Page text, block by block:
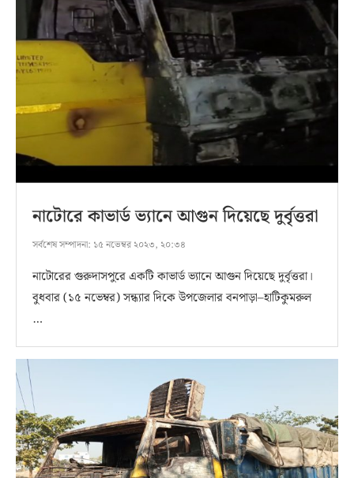
নাটোরে কাভার্ড ভ্যানে আগুন দিয়েছে দুর্বৃত্তরা
সর্বশেষ সম্পাদনা: ১৫ নভেম্বর ২০২৩, ২০:৩৪
নাটোরের গুরুদাসপুরে একটি কাভার্ড ভ্যানে আগুন দিয়েছে দুর্বৃত্তরা।
বুধবার (১৫ নভেম্বর) সন্ধ্যার দিকে উপজেলার বনপাড়া–হাটিকুমরুল
…